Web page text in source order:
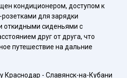
кондиционером, доступом к
розетками для зарядки
откидными сиденьями с
друг от друга, что
путешествие на дальние
Краснодар - Славянск-на-Кубани